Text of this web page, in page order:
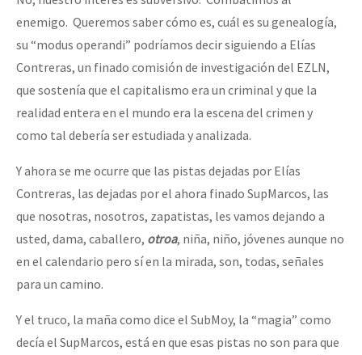
enemigo. Queremos saber cómo es, cuál es su genealogía,
su “modus operandi” podríamos decir siguiendo a Elías
Contreras, un finado comisión de investigación del EZLN,
que sostenía que el capitalismo era un criminal y que la
realidad entera en el mundo era la escena del crimen y
como tal debería ser estudiada y analizada.
Y ahora se me ocurre que las pistas dejadas por Elías
Contreras, las dejadas por el ahora finado SupMarcos, las
que nosotras, nosotros, zapatistas, les vamos dejando a
usted, dama, caballero, otroa, niña, niño, jóvenes aunque no
en el calendario pero sí en la mirada, son, todas, señales
para un camino.
Y el truco, la maña como dice el SubMoy, la “magia” como
decía el SupMarcos, está en que esas pistas no son para que